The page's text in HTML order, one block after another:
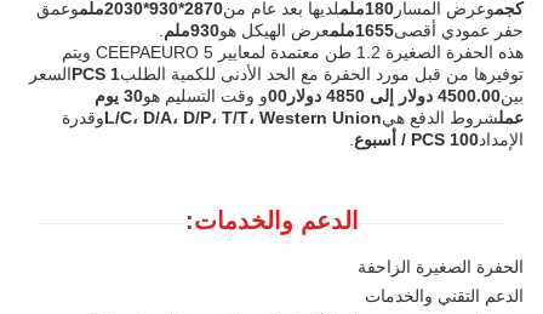
كجموعرض المسار180ملم لديها بعد عام من2870*930*2030ملم
وعمق
حفر عمودي أقصى 1655ملم عرض الهيكل هو930ملم
.
هذه الحفرة الصغيرة 1.2 طن معتمدة لمعايير CEEPAEURO 5 ويتم
توفيرها من قبل مورد الحفرة مع الحد الأدنى للكمية الطلب1 PCS
السعر
بين4500.00 دولار إلى 4850 دولار00 و وقت التسليم هو
30 يوم
عملشروط الدفع هي L/C، D/A، D/P، T/T، Western Unionوقدرة
الإمداد100 PCS / أسبوع .
الدعم والخدمات:
الحفرة الصغيرة الزاحفة
الدعم التقني والخدمات